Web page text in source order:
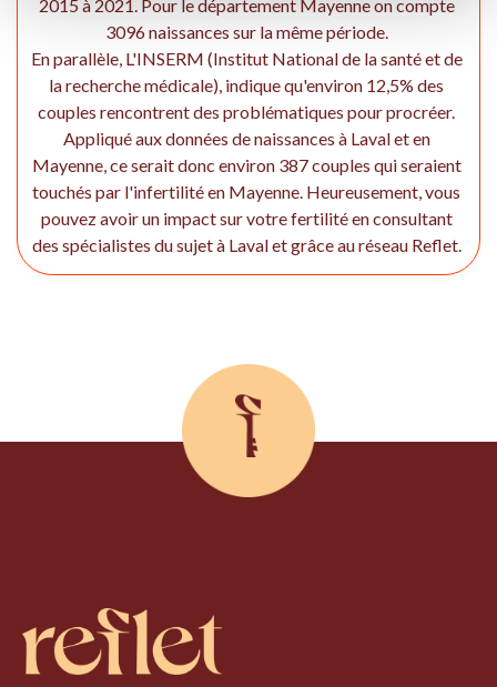
2015 à 2021. Pour le département Mayenne on compte
3096 naissances sur la même période.
En parallèle, L'INSERM (Institut National de la santé et de
la recherche médicale), indique qu'environ 12,5% des
couples rencontrent des problématiques pour procréer.
Appliqué aux données de naissances à Laval et en
Mayenne, ce serait donc environ 387 couples qui seraient
touchés par l'infertilité en Mayenne. Heureusement, vous
pouvez avoir un impact sur votre fertilité en consultant
des spécialistes du sujet à Laval et grâce au réseau Reflet.